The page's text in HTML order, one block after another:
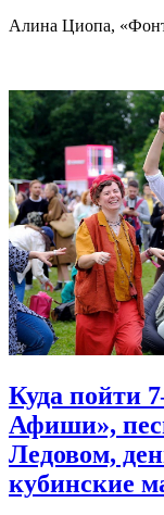
Алина Циопа,
Куда пойти
Афиши»,
Ледовом,
кубинские